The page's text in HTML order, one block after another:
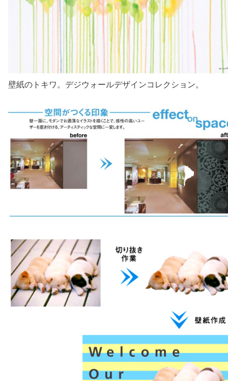
壁紙のトキワ。デジウォールデザインコレクション。